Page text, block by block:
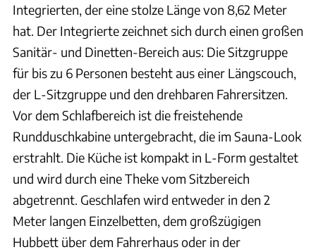
Integrierten, der eine stolze Länge von 8,62 Meter
hat. Der Integrierte zeichnet sich durch einen großen
Sanitär- und Dinetten-Bereich aus: Die Sitzgruppe
für bis zu 6 Personen besteht aus einer Längscouch,
der L-Sitzgruppe und den drehbaren Fahrersitzen.
Vor dem Schlafbereich ist die freistehende
Rundduschkabine untergebracht, die im Sauna-Look
erstrahlt. Die Küche ist kompakt in L-Form gestaltet
und wird durch eine Theke vom Sitzbereich
abgetrennt. Geschlafen wird entweder in den 2
Meter langen Einzelbetten, dem großzügigen
Hubbett über dem Fahrerhaus oder in der